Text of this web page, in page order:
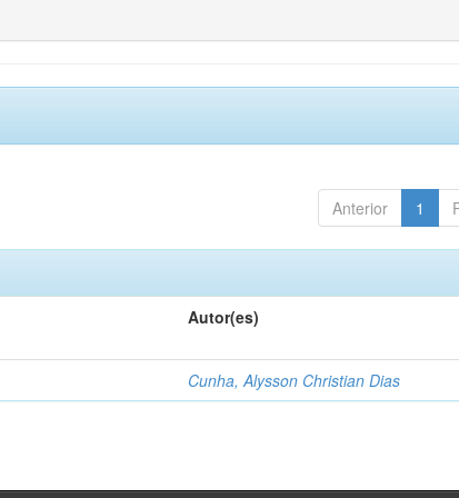
Anterior 1
Autor(es)
Cunha, Alysson Christian Dias